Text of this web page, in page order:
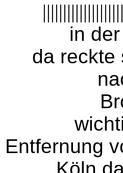
in
da reckte
Entfernung